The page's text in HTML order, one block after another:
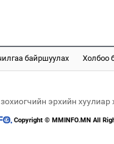
байршуулах Холбоо
эрхийн
Copyright © MMINFO.MN All